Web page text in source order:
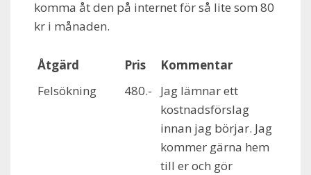
komma åt den på internet för så lite som 80
kr i månaden.
Åtgärd Pris
Kommentar
Felsökning
480.-
Jag lämnar ett
kostnadsförslag
innan jag börjar. Jag
kommer gärna hem
till er och gör